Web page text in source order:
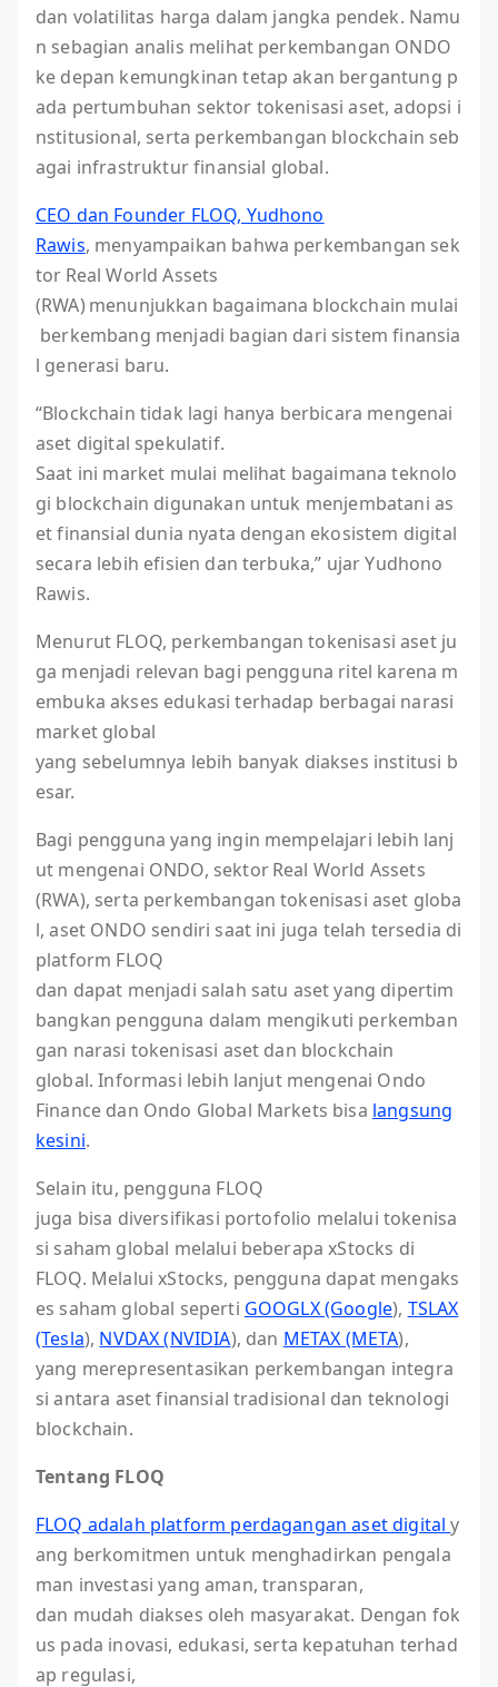
dan volatilitas harga dalam jangka pendek. Namu
n sebagian analis melihat perkembangan ONDO
ke depan kemungkinan tetap akan bergantung p
ada pertumbuhan sektor tokenisasi aset, adopsi i
nstitusional, serta perkembangan blockchain seb
agai infrastruktur finansial global.
CEO dan Founder FLOQ, Yudhono
Rawis, menyampaikan bahwa perkembangan sek
tor Real World Assets
(RWA) menunjukkan bagaimana blockchain mulai
berkembang menjadi bagian dari sistem finansia
l generasi baru.
“Blockchain tidak lagi hanya berbicara mengenai
aset digital spekulatif.
Saat ini market mulai melihat bagaimana teknolo
gi blockchain digunakan untuk menjembatani as
et finansial dunia nyata dengan ekosistem digital
secara lebih efisien dan terbuka,” ujar Yudhono
Rawis.
Menurut FLOQ, perkembangan tokenisasi aset ju
ga menjadi relevan bagi pengguna ritel karena m
embuka akses edukasi terhadap berbagai narasi
market global
yang sebelumnya lebih banyak diakses institusi b
esar.
Bagi pengguna yang ingin mempelajari lebih lanj
ut mengenai ONDO, sektor Real World Assets
(RWA), serta perkembangan tokenisasi aset globa
l, aset ONDO sendiri saat ini juga telah tersedia di
platform FLOQ
dan dapat menjadi salah satu aset yang dipertim
bangkan pengguna dalam mengikuti perkemban
gan narasi tokenisasi aset dan blockchain
global. Informasi lebih lanjut mengenai Ondo
Finance dan Ondo Global Markets bisa langsung
kesini.
Selain itu, pengguna FLOQ
juga bisa diversifikasi portofolio melalui tokenisa
si saham global melalui beberapa xStocks di
FLOQ. Melalui xStocks, pengguna dapat mengaks
es saham global seperti GOOGLX (Google), TSLAX
(Tesla), NVDAX (NVIDIA), dan METAX (META),
yang merepresentasikan perkembangan integra
si antara aset finansial tradisional dan teknologi
blockchain.
Tentang FLOQ
FLOQ adalah platform perdagangan aset digitaly
ang berkomitmen untuk menghadirkan pengala
man investasi yang aman, transparan,
dan mudah diakses oleh masyarakat. Dengan fok
us pada inovasi, edukasi, serta kepatuhan terhad
ap regulasi,